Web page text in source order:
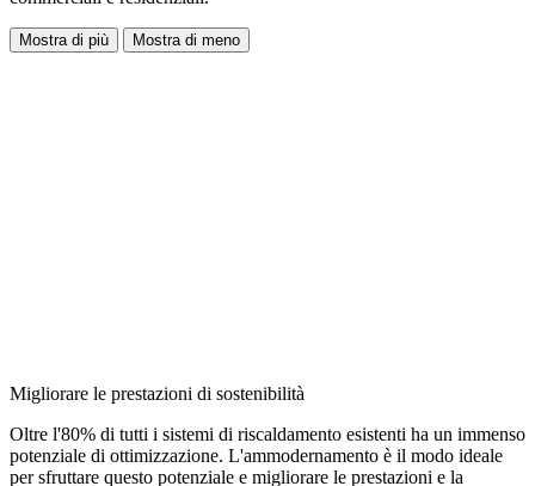
Mostra di più Mostra di meno
Migliorare le prestazioni di sostenibilità
Oltre l'80% di tutti i sistemi di riscaldamento esistenti ha un immenso
potenziale di ottimizzazione. L'ammodernamento è il modo ideale
per sfruttare questo potenziale e migliorare le prestazioni e la